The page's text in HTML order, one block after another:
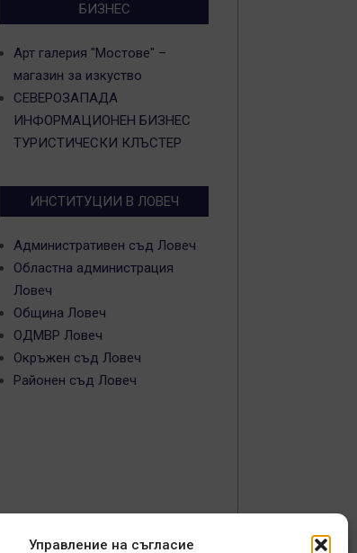
Управление на съгласие
БИЗНЕС
Арт галерия "Мостове" –
магазин за изкуство
СЕВЕРОЗАПАДА
ИНФОРМАЦИОНЕН БИЗНЕС
ТУРИСТИЧЕСКИ КЛЪСТЕР
ИНСТИТУЦИИ В ЛОВЕЧ
Административен съд Ловеч
Областна администрация
Ловеч
Община Ловеч
ОДМВР Ловеч
Окръжен съд Ловеч
Районен съд Ловеч